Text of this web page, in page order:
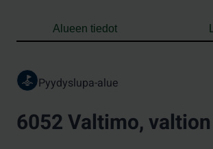
Alueen tiedot
Pyydyslupa-alue
6052 Valtimo,